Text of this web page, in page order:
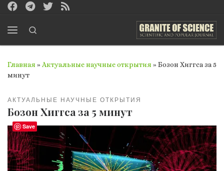
Перейти к содержимому
Главная » Актуальные научные открытия » Бозон Хиггса за 5
минут
АКТУАЛЬНЫЕ НАУЧНЫЕ ОТКРЫТИЯ
Бозон Хиггса за 5 минут
Save